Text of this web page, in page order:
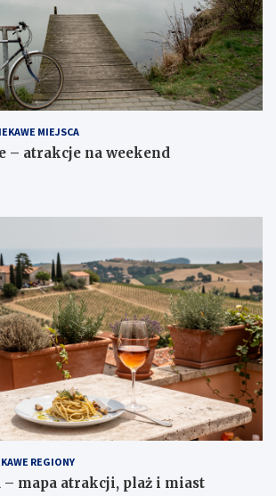
MIEJSCA
– atrakcje na weekend
REGIONY
– mapa atrakcji, plaż i miast